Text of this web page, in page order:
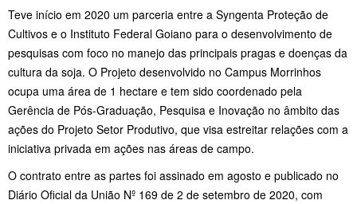
Teve início em 2020 um parceria entre a Syngenta Proteção de
Cultivos e o Instituto Federal Goiano para o desenvolvimento de
pesquisas com foco no manejo das principais pragas e doenças da
cultura da soja. O Projeto desenvolvido no Campus Morrinhos
ocupa uma área de 1 hectare e tem sido coordenado pela
Gerência de Pós-Graduação, Pesquisa e Inovação no âmbito das
ações do Projeto Setor Produtivo, que visa estreitar relações com a
iniciativa privada em ações nas áreas de campo.
O contrato entre as partes foi assinado em agosto e publicado no
Diário Oficial da União Nº 169 de 2 de setembro de 2020, com